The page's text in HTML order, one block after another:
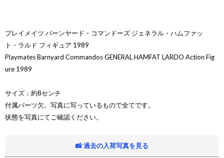
プレイメイツ バーンヤード・コマンドーズ ジェネラル・ハムファッ
ト・ラルド フィギュア 1989
Playmates Barnyard Commandos GENERAL HAMFAT LARDO Action Fig
ure 1989
サイズ：約8センチ
付属パーツ欠。写真に写っているもので全てです。
状態を写真にてご確認ください。
📸 過去の入荷写真を見る